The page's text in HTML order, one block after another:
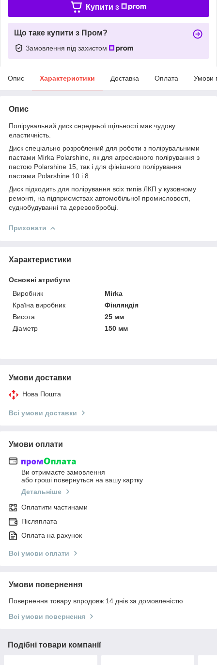
Купити з
Що таке купити з Пром?
Замовлення під захистом
Опис Характеристики Доставка Оплата Умови
Опис
Полірувальний диск середньої щільності має чудову
еластичність.
Диск спеціально розроблений для роботи з полірувальними
пастами Mirka Polarshine, як для агресивного полірування з
пастою Polarshine 15, так і для фінішного полірування
пастами Polarshine 10 і 8.
Диск підходить для полірування всіх типів ЛКП у кузовному
ремонті, на підприємствах автомобільної промисловості,
суднобудуванні та деревообробці.
Приховати
Характеристики
Основні атрибути
Виробник
Mirka
Країна виробник
Фінляндія
Висота
25 мм
Діаметр
150 мм
Умови доставки
Нова Пошта
Всі умови доставки
Умови оплати
Ви отримаєте замовлення
або гроші повернуться на вашу картку
Детальніше
Оплатити частинами
Післяплата
Оплата на рахунок
Всі умови оплати
Умови повернення
Повернення товару впродовж 14 днів за домовленістю
Всі умови повернення
Подібні товари компанії